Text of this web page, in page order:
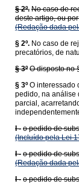
§ 2º. No caso de
deste artigo, ou
(Redação dada
§ 2º. No caso de
precatórios, de
§ 3º O disposto no
§ 3º O interessado
pedido, na análise
parcial,
I - o pedido de
(Incluído pela Lei
I - o pedido de
(Redação dada
I - o pedido de